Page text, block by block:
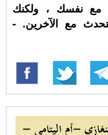
مع نفسك ، ولكنك
مع الآخرين. -